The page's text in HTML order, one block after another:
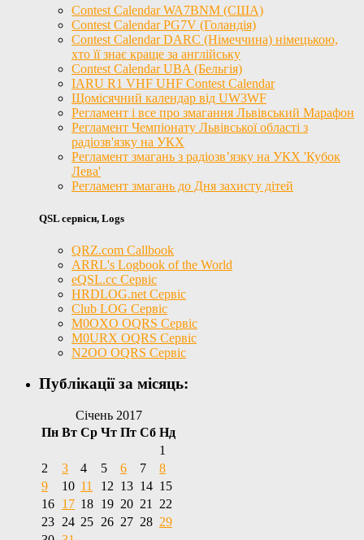
Contest Calendar WA7BNM (США)
Contest Calendar PG7V (Голандія)
Contest Calendar DARC (Німеччина) німецькою,
хто її знає краще за англійську
Contest Calendar UBA (Бельгія)
IARU R1 VHF UHF Contest Calendar
Щомісячний календар від UW3WF
Регламент і все про змагання Львівський Марафон
Регламент Чемпіонату Львівської області з
радіозв'язку на УКХ
Регламент змагань з радіозв’язку на УКХ 'Кубок
Лева'
Регламент змагань до Дня захисту дітей
QSL сервіси, Logs
QRZ.com Callbook
ARRL's Logbook of the World
eQSL.cc Сервіс
HRDLOG.net Сервіс
Club LOG Сервіс
M0OXO OQRS Сервіс
M0URX OQRS Сервіс
N2OO OQRS Сервіс
Публікації за місяць:
Січень 2017
Пн Вт Ср Чт Пт Сб Нд
1
2
3 4 5 6 7
8
9
10 11 12 13 14 15
16 17 18 19 20 21
22
23 24 25 26 27 28 29